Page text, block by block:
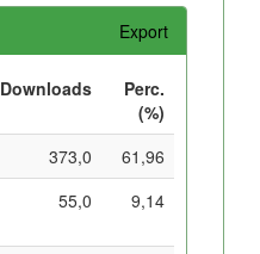
Export
Downloads
Perc.
(%)
373,0
61,96
55,0 9,14